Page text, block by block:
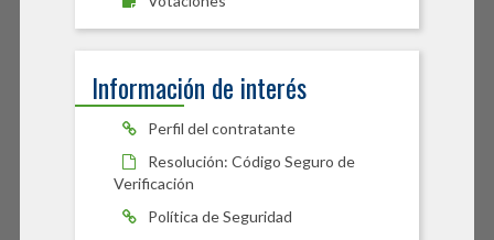
Información de interés
Perfil del contratante
Resolución: Código Seguro de
Verificación
Política de Seguridad